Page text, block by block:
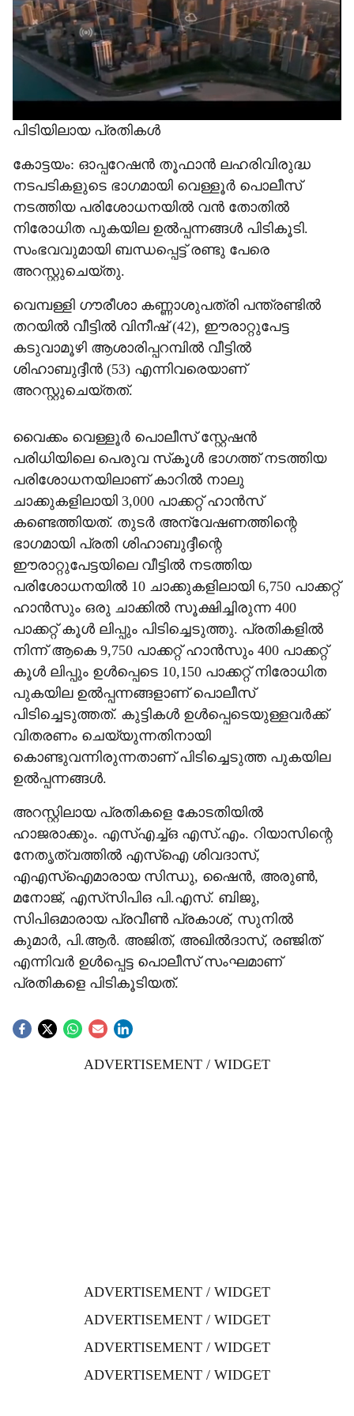
e
പിടിയിലായ പ്രതികള്‍
കോട്ടയം: ഓപ്പറേഷന്‍ തൂഫാന്‍ ലഹരിവിരുദ്ധ
നടപടികളുടെ ഭാഗമായി വെള്ളൂര്‍ പൊലീസ്
നടത്തിയ പരിശോധനയില്‍ വന്‍ തോതില്‍
നിരോധിത പുകയില ഉല്‍പ്പന്നങ്ങള്‍ പിടികൂടി.
സംഭവവുമായി ബന്ധപ്പെട്ട് രണ്ടു പേരെ
അറസ്റ്റുചെയ്തു.
വെമ്പള്ളി ഗൗരീശാ കണ്ണാശുപത്രി പന്ത്രണ്ടില്‍
തറയില്‍ വീട്ടില്‍ വിനീഷ് (42), ഈരാറ്റുപേട്ട
കടുവാമൂഴി ആശാരിപ്പറമ്പില്‍ വീട്ടില്‍
ശിഹാബുദ്ദീന്‍ (53) എന്നിവരെയാണ്
അറസ്റ്റുചെയ്തത്.
വൈക്കം വെള്ളൂര്‍ പൊലീസ് സ്റ്റേഷന്‍
പരിധിയിലെ പെരുവ സ്‌കൂള്‍ ഭാഗത്ത് നടത്തിയ
പരിശോധനയിലാണ് കാറില്‍ നാലു
ചാക്കുകളിലായി 3,000 പാക്കറ്റ് ഹാന്‍സ്
കണ്ടെത്തിയത്. തുടര്‍ അന്വേഷണത്തിന്റെ
ഭാഗമായി പ്രതി ശിഹാബുദ്ദീന്റെ
ഈരാറ്റുപേട്ടയിലെ വീട്ടില്‍ നടത്തിയ
പരിശോധനയില്‍ 10 ചാക്കുകളിലായി 6,750 പാക്കറ്റ്
ഹാന്‍സും ഒരു ചാക്കില്‍ സൂക്ഷിച്ചിരുന്ന 400
പാക്കറ്റ് കൂള്‍ ലിപ്പും പിടിച്ചെടുത്തു. പ്രതികളില്‍
നിന്ന് ആകെ 9,750 പാക്കറ്റ് ഹാന്‍സും 400 പാക്കറ്റ്
കൂള്‍ ലിപ്പും ഉള്‍പ്പെടെ 10,150 പാക്കറ്റ് നിരോധിത
പുകയില ഉല്‍പ്പന്നങ്ങളാണ് പൊലീസ്
പിടിച്ചെടുത്തത്. കുട്ടികള്‍ ഉള്‍പ്പെടെയുള്ളവര്‍ക്ക്
വിതരണം ചെയ്യുന്നതിനായി
കൊണ്ടുവന്നിരുന്നതാണ് പിടിച്ചെടുത്ത പുകയില
ഉല്‍പ്പന്നങ്ങള്‍.
അറസ്റ്റിലായ പ്രതികളെ കോടതിയില്‍
ഹാജരാക്കും. എസ്എച്ച്ഒ എസ്.എം. റിയാസിന്റെ
നേതൃത്വത്തില്‍ എസ്‌ഐ ശിവദാസ്,
എഎസ്‌ഐമാരായ സിന്ധു, ഷൈന്‍, അരുണ്‍,
മനോജ്, എസ്‌സിപിഒ പി.എസ്. ബിജു,
സിപിഒമാരായ പ്രവീണ്‍ പ്രകാശ്, സുനില്‍
കുമാര്‍, പി.ആര്‍. അജിത്, അഖില്‍ദാസ്, രഞ്ജിത്
എന്നിവര്‍ ഉള്‍പ്പെട്ട പൊലീസ് സംഘമാണ്
പ്രതികളെ പിടികൂടിയത്.
ADVERTISEMENT / WIDGET
ADVERTISEMENT / WIDGET
ADVERTISEMENT / WIDGET
ADVERTISEMENT / WIDGET
ADVERTISEMENT / WIDGET